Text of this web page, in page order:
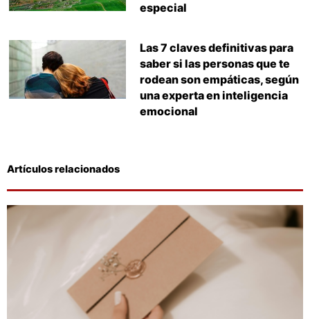
especial
Las 7 claves definitivas para
saber si las personas que te
rodean son empáticas, según
una experta en inteligencia
emocional
Artículos relacionados